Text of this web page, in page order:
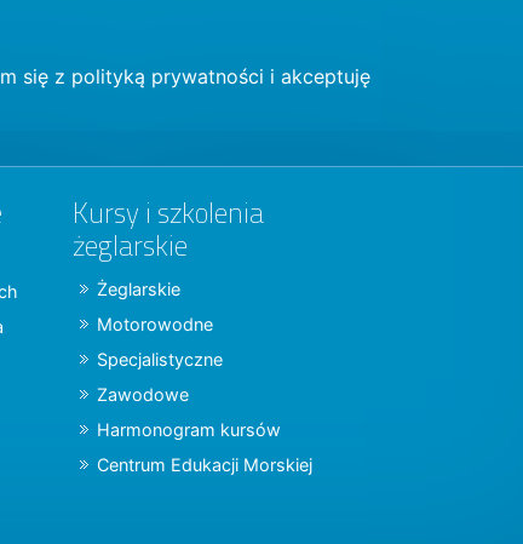
się z polityką prywatności i akceptuję
Kursy i szkolenia
żeglarskie
Żeglarskie
Motorowodne
Specjalistyczne
Zawodowe
Harmonogram kursów
Centrum Edukacji Morskiej